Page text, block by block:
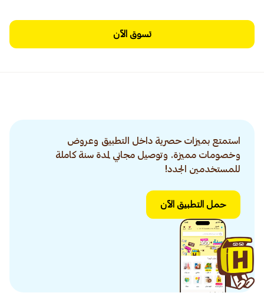
تسوق الآن
استمتع بميزات حصرية داخل التطبيق وعروض
وخصومات مميزة. وتوصيل مجاني لمدة سنة كاملة
للمستخدمين الجدد!
حمل التطبيق الآن